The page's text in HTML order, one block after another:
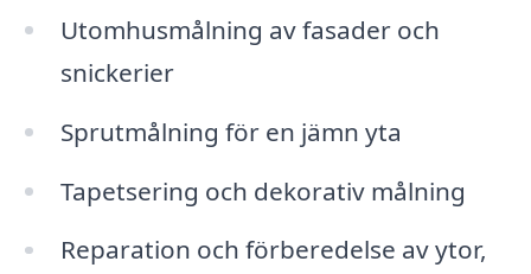
Utomhusmålning av fasader och
snickerier
Sprutmålning för en jämn yta
Tapetsering och dekorativ målning
Reparation och förberedelse av ytor,